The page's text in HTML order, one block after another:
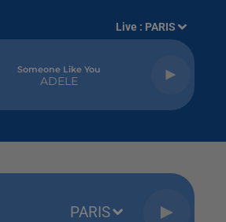
Live : PARIS
Someone Like You
ADELE
PARIS